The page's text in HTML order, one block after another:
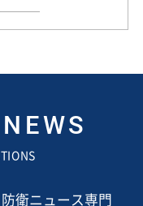
衛ニュース専門